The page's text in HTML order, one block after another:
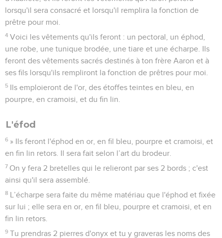
lorsqu'il sera consacré et lorsqu'il remplira la fonction de
prêtre pour moi.
4 Voici les vêtements qu'ils feront : un pectoral, un éphod,
une robe, une tunique brodée, une tiare et une écharpe. Ils
feront des vêtements sacrés destinés à ton frère Aaron et à
ses fils lorsqu'ils rempliront la fonction de prêtres pour moi.
5 Ils emploieront de l'or, des étoffes teintes en bleu, en
pourpre, en cramoisi, et du fin lin.
L'éfod
6 » Ils feront l'éphod en or, en fil bleu, pourpre et cramoisi, et
en fin lin retors. Il sera fait selon l’art du brodeur.
7 On y fera 2 bretelles qui le relieront par ses 2 bords ; c'est
ainsi qu'il sera assemblé.
8 L’écharpe sera faite du même matériau que l'éphod et fixée
sur lui ; elle sera en or, en fil bleu, pourpre et cramoisi, et en
fin lin retors.
9 Tu prendras 2 pierres d'onyx et tu y graveras les noms des